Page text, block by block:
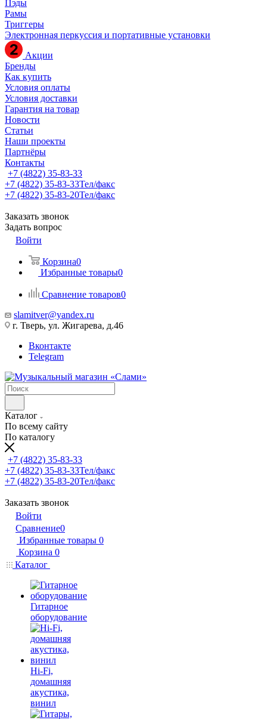
Пэды
Рамы
Триггеры
Электронная перкуссия и портативные установки
Акции
Бренды
Как купить
Условия оплаты
Условия доставки
Гарантия на товар
Новости
Статьи
Наши проекты
Партнёры
Контакты
+7 (4822) 35-83-33
+7 (4822) 35-83-33Тел/факс
+7 (4822) 35-83-20Тел/факс
Заказать звонок
Задать вопрос
Войти
Корзина0
Избранные товары0
Сравнение товаров0
slamitver@yandex.ru
г. Тверь, ул. Жигарева, д.46
Вконтакте
Telegram
Каталог
По всему сайту
По каталогу
+7 (4822) 35-83-33
+7 (4822) 35-83-33Тел/факс
+7 (4822) 35-83-20Тел/факс
Заказать звонок
Войти
Сравнение0
Избранные товары 0
Корзина 0
Каталог
Гитарное
оборудование
Hi-Fi,
домашняя
акустика,
винил